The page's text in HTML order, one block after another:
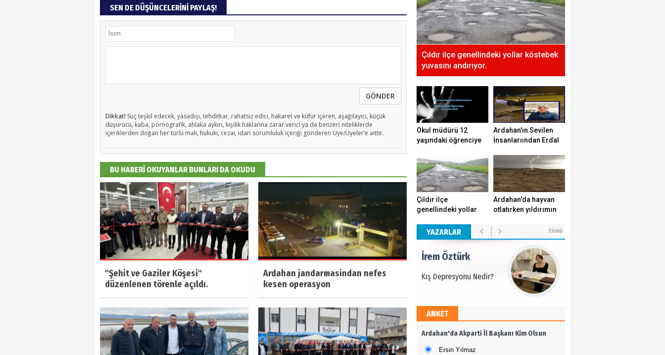
SEN DE DÜŞÜNCELERİNİ PAYLAŞ!
GÖNDER
Dikkat! Suç teşkil edecek, yasadışı, tehditkar, rahatsız edici, hakaret ve küfür içeren, aşağılayıcı, küçük
düşürücü, kaba, pornografik, ahlaka aykırı, kişilik haklarına zarar verici ya da benzeri niteliklerde
içeriklerden doğan her türlü mali, hukuki, cezai, idari sorumluluk içeriği gönderen Üye/Üyeler’e aittir.
BU HABERİ OKUYANLAR BUNLARI DA OKUDU
"Şehit ve Gaziler Köşesi"
düzenlenen törenle açıldı.
Ardahan jandarmasindan nefes
kesen operasyon
Çıldır ilçe genellindeki yollar köstebek
yuvasını andırıyor.
Okul müdürü 12
yaşındaki öğrenciye
Ardahan'ın Sevilen
İnsanlarıından Erdal
Çıldır ilçe
genellindeki yollar
andırıyor.
Ardahan'da hayvan
otlatırken yıldırımın
yaşamını yitirdi.
YAZARLAR tümü
Kış Depresyonu Nedir?
İrem Öztürk
Kış Depresyonu Nedir?
İrem Öztürk
Kış Depresyonu Nedir?
İrem Öztürk
ANKET
Ardahan'da Akparti İl Başkanı Kim Olsun
Ersin Yılmaz